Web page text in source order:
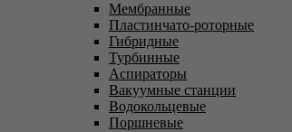
Мембранные
Пластинчато-роторные
Гибридные
Турбинные
Аспираторы
Вакуумные станции
Водокольцевые
Поршневые